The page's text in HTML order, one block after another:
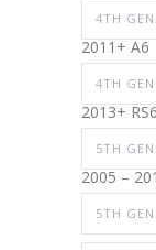
4TH
2011+ A6
4TH
2013+
5TH
2005 –
5TH